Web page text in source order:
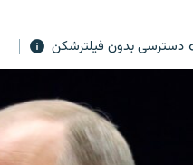
دسترسی بدون فیلترشکن